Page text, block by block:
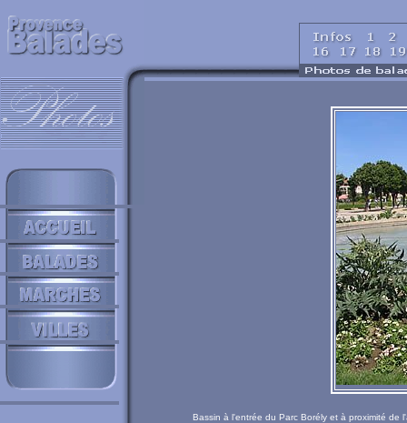
Bassin à l'entrée du Parc Borély et à proximité